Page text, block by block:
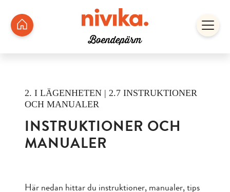
2. I LÄGENHETEN | 2.7 INSTRUKTIONER
OCH MANUALER
INSTRUKTIONER OCH
MANUALER
Här nedan hittar du instruktioner, manualer, tips